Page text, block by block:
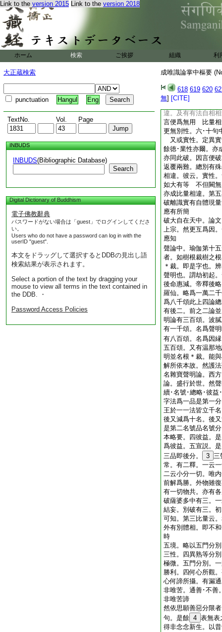
Link to the version 2015 Link to the version 2018
ホーム 検索 ご挨拶 組織 利
大正蔵検索
punctuation Hangul Eng
TextNo. Vol. Page
INBUDS
INBUDS(Bibliographic Database)
Search
Digital Dictionary of Buddhism
電子佛教辭典
パスワードがない場合は「guest」でログインしてくださ
い。
Users who do not have a password can log in with the
userID "guest".
本文をドラッグして選択するとDDBの見出し語
検索結果が表示されます。
Select a portion of the text by dragging your
mouse to view all terms in the text contained in
the DDB. ・
Password Access Policies
成唯識論掌中樞要
618 619 620
無] [CITE]
第二有法自相相
有別自性。許異實
有法。今言有性應
相違。今擧無法爲
難同異性中。第一
同異性。定異實別
今令同異亦非同異
云何亦名謂許異實
於實･徳･業。亦顯
遮實。如是亦能成
成有法自相相違又
違。及有有法自相
言便爲無用 比量相
更無別性。六･十句
又或實性。定異
餘徳･業性亦爾。亦
亦同此破。因言便
返覆兩難。總別有
相違。彼云。實性
如大有等 不但闕無
亦成比量相違。第
破離識實有自體現
應有所簡
破大自在天中。論
上宗。然更互爲因
應知
聲論中。瑜伽第十
者。如樹根裁樹之
＊裁。即是字也。
聲明也。謂劫初起
後命惠減。帝釋後
羅仙。略爲一萬二
爲八千頌此上四論
有後二。前之二論
明論有三百頌。波
有一千頌。名爲聲
有八百頌。名爲因
五百頌。又有温那
明並名根＊裁。能
解所依本故。然護
名雜寶聲明論。西
論。盛行於世。然
續･名號･總略･彼益
字法爲一品是第一
王於一一法皆立千
後又減爲十名。後
是第二名號品名號
本略要。四彼益。
爲彼益。五宣説。
三品即後分。
3 三
常。有二釋。一云
二云小分一切。唯
前解爲勝。外物雖
有一切物共。亦有
破薩婆多中有三。
結妄。別破有三。
可知。第三比量云
外有別體相。即不
時
五境。略以五門分
三性。四異熟等分
極微。五門分別。
勝利。四何心所觀
心何諦所攝。有漏
非唯苦。通善･不善
非唯苦諦
然依思願善惡分限
句。是餘 4 表無表
得非念念新生。以